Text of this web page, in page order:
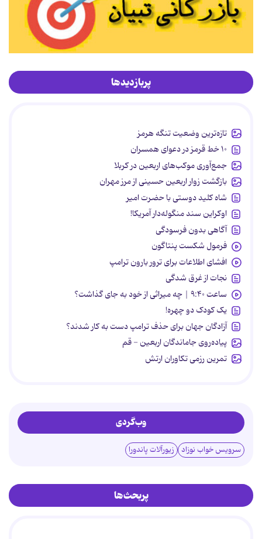
پربازدیدها
تازه‌ترین وضعیت تنگه هرمز
۱۰ خط قرمز در دعوای همسران
جمع‌آوری موکب‌های اربعین در کربلا
بازگشت زوار اربعین حسینی از مرز مهران
شاه کلید دوستی با حضرت امیر
اوکراین سند منگوله‌دار آمریکا!
آگاهی بدون فرسودگی
فرمول شکست پنتاگون
افشای اطلاعات برای ترور بارون ترامپ
نجات از غرق شدگی
ساعت ۹:۴۰ | چه میراثی از خود به جای گذاشت؟
یک کودک دو چهره!
آزادگان جهان برای حذف ترامپ دست به کار شدند؟
پیاده‌روی جاماندگان اربعین - قم
تمرین رزمی تکاوران ارتش
وب‌گردی
سرویس خواب نوزاد زیورآلات پاندورا
پربحث‌ها